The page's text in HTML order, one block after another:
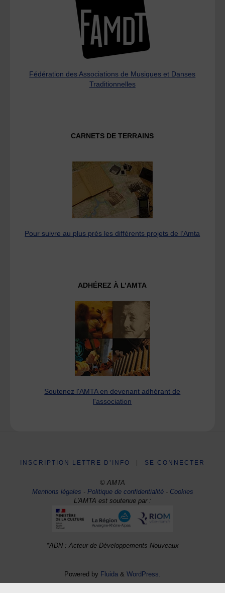
Fédération des Associations de Musiques et Danses
Traditionnelles
CARNETS DE TERRAINS
Pour suivre au plus près les différents projets de l’Amta
ADHÉREZ À L’AMTA
Soutenez l'AMTA en devenant adhérant de
l'association
INSCRIPTION LETTRE D’INFO SE CONNECTER
© AMTA
Mentions légales -Politique de confidentialité- Cookies
L'AMTA est soutenue par :
*ADN : Acteur de Développements Nouveaux
Powered by Fluida & WordPress.